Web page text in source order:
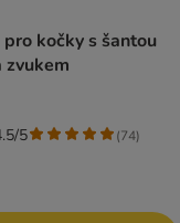
kočky s šantou
zvukem
5 (74)